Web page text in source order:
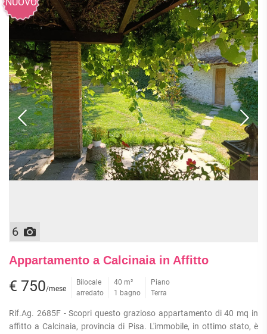
6
Appartamento a Calcinaia in Affitto
€ 750/mese
Bilocale
arredato
40 m²
1 bagno
Piano
Terra
Rif.Ag. 2685F - Scopri questo grazioso appartamento di 40 mq in
affitto a Calcinaia, provincia di Pisa. L'immobile, in ottimo stato, è